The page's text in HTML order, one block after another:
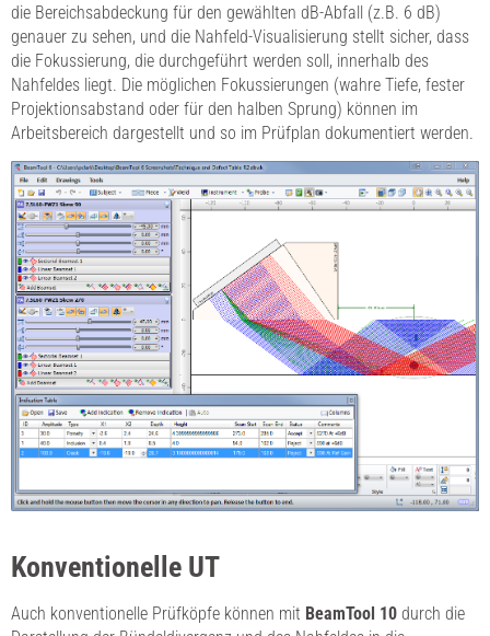
die Bereichsabdeckung für den gewählten dB-Abfall (z.B. 6 dB)
genauer zu sehen, und die Nahfeld-Visualisierung stellt sicher, dass
die Fokussierung, die durchgeführt werden soll, innerhalb des
Nahfeldes liegt. Die möglichen Fokussierungen (wahre Tiefe, fester
Projektionsabstand oder für den halben Sprung) können im
Arbeitsbereich dargestellt und so im Prüfplan dokumentiert werden.
Konventionelle UT
Auch konventionelle Prüfköpfe können mit BeamTool 10 durch die